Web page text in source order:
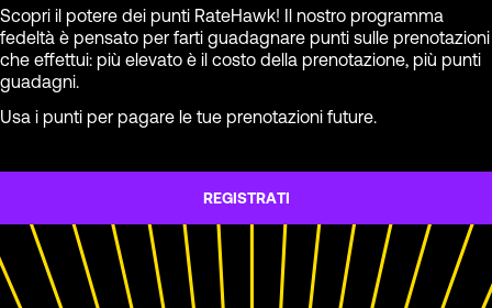
Scopri il potere dei punti RateHawk! Il nostro programma
fedeltà è pensato per farti guadagnare punti sulle prenotazioni
che effettui: più elevato è il costo della prenotazione, più punti
guadagni.
Usa i punti per pagare le tue prenotazioni future.
REGISTRATI